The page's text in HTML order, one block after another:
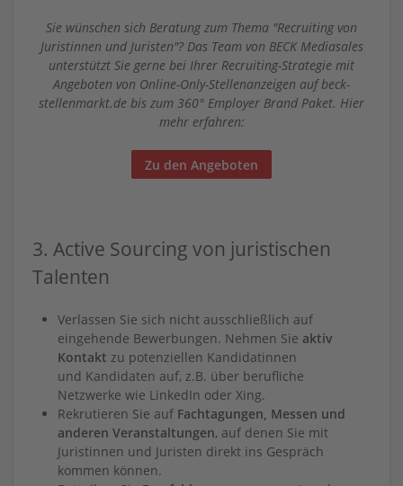
Sie wünschen sich Beratung zum Thema "Recruiting von
Juristinnen und Juristen"? Das Team von BECK Mediasales
unterstützt Sie gerne bei Ihrer Recruiting-Strategie mit
Angeboten von Online-Only-Stellenanzeigen auf beck-
stellenmarkt.de bis zum 360° Employer Brand Paket. Hier
mehr erfahren:
Zu den Angeboten
3. Active Sourcing von juristischen
Talenten
Verlassen Sie sich nicht ausschließlich auf
eingehende Bewerbungen. Nehmen Sie aktiv
Kontakt zu potenziellen Kandidatinnen
und Kandidaten auf, z.B. über berufliche
Netzwerke wie LinkedIn oder Xing.
Rekrutieren Sie auf Fachtagungen, Messen und
anderen Veranstaltungen, auf denen Sie mit
Juristinnen und Juristen direkt ins Gespräch
kommen können.